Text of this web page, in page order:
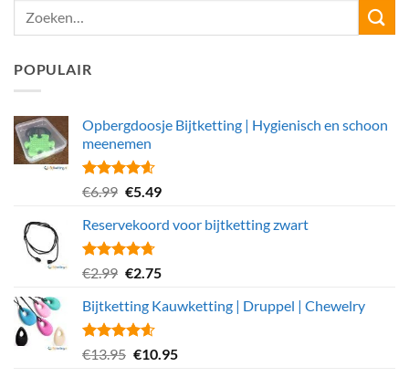
POPULAIR
Opbergdoosje Bijtketting | Hygienisch en schoon
meenemen
Gewaardeerd
€6.99 Oorspronkelijke
was:
€6.99.
€5.49Huidige
is:
Reservekoord voor bijtketting zwart
Gewaardeerd
€2.99 Oorspronkelijke
was:
€2.99.
€2.75Huidige
is:
Bijtketting Kauwketting | Druppel | Chewelry
Gewaardeerd
€13.95 Oorspronkelijke
€10.95Huidige